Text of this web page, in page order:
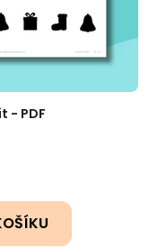
- PDF